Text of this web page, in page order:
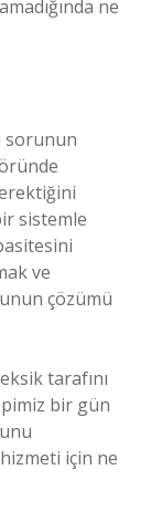
ne
sorunun
sistemle
ve
çözümü
tarafını
bir gün
için ne